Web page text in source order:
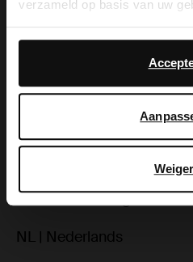
verzameld op basis van uw
Daarnaast werken wij samen
advertentie- en
hoe Google uw
Klantenservice
Ruilen & retourneren
Studentenkorting
NL | Nederlands
Yes, switch to
English